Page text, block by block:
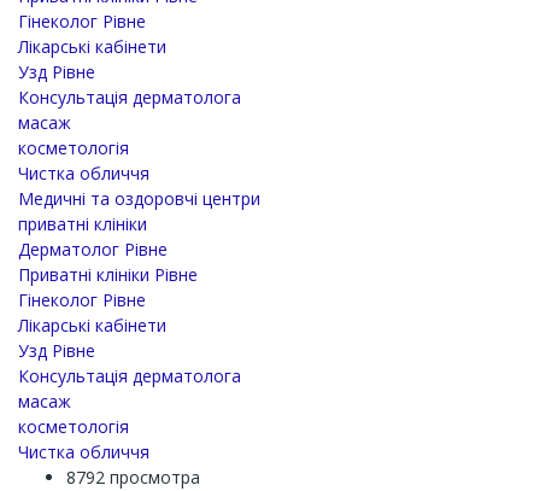
Гінеколог Рівне
Лікарські кабінети
Узд Рівне
Консультація дерматолога
масаж
косметологія
Чистка обличчя
Медичні та оздоровчі центри
приватні клініки
Дерматолог Рівне
Приватні клініки Рівне
Гінеколог Рівне
Лікарські кабінети
Узд Рівне
Консультація дерматолога
масаж
косметологія
Чистка обличчя
8792 просмотра